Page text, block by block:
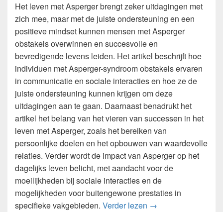
Het leven met Asperger brengt zeker uitdagingen met
zich mee, maar met de juiste ondersteuning en een
positieve mindset kunnen mensen met Asperger
obstakels overwinnen en succesvolle en
bevredigende levens leiden. Het artikel beschrijft hoe
individuen met Asperger-syndroom obstakels ervaren
in communicatie en sociale interacties en hoe ze de
juiste ondersteuning kunnen krijgen om deze
uitdagingen aan te gaan. Daarnaast benadrukt het
artikel het belang van het vieren van successen in het
leven met Asperger, zoals het bereiken van
persoonlijke doelen en het opbouwen van waardevolle
relaties. Verder wordt de impact van Asperger op het
dagelijks leven belicht, met aandacht voor de
moeilijkheden bij sociale interacties en de
mogelijkheden voor buitengewone prestaties in
specifieke vakgebieden. Verder lezen De uitdagingen en
→